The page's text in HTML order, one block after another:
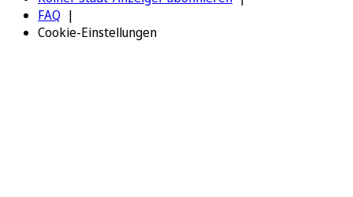
FAQ
Cookie-Einstellungen